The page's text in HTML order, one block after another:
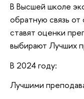
В Высшей школе
обратную связь
ставят оценки
выбирают Лучших
В 2024 году:
Лучшими